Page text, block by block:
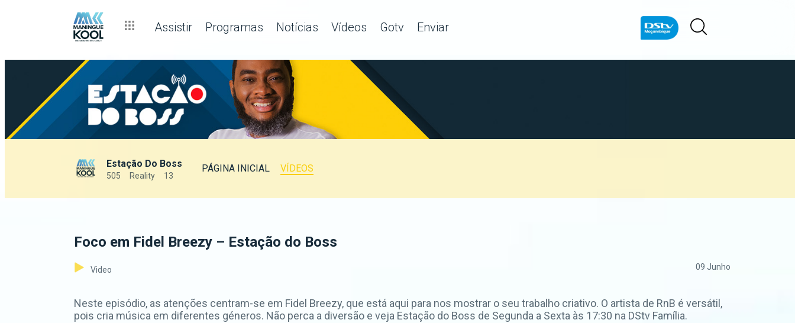
Assistir Programas Notícias Vídeos Gotv Enviar
Estação Do Boss
505 Reality 13
PÁGINA INICIAL VÍDEOS
Foco em Fidel Breezy – Estação do Boss
Video 09 Junho
Neste episódio, as atenções centram-se em Fidel Breezy, que está aqui para nos mostrar o seu trabalho criativo. O artista de RnB é versátil,
pois cria música em diferentes géneros. Não perca a diversão e veja Estação do Boss de Segunda a Sexta às 17:30 na DStv Família.